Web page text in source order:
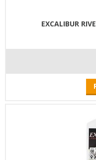
EXCALIBUR